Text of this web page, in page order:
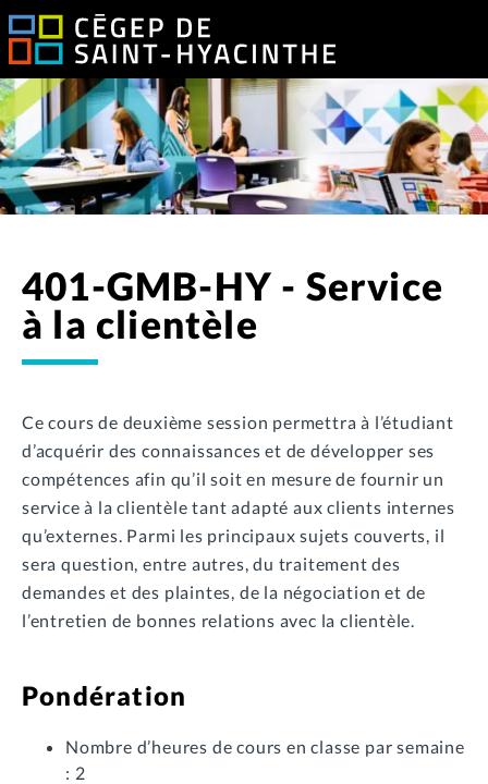
401-GMB-HY - Service
à la clientèle
Ce cours de deuxième session permettra à l’étudiant
d’acquérir des connaissances et de développer ses
compétences afin qu’il soit en mesure de fournir un
service à la clientèle tant adapté aux clients internes
qu’externes. Parmi les principaux sujets couverts, il
sera question, entre autres, du traitement des
demandes et des plaintes, de la négociation et de
l’entretien de bonnes relations avec la clientèle.
Pondération
Nombre d’heures de cours en classe par semaine
: 2